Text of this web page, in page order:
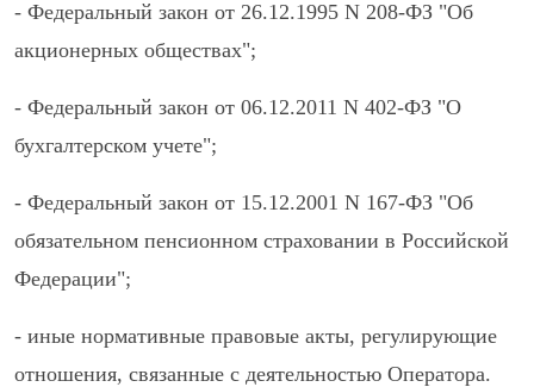
- Федеральный закон от 26.12.1995 N 208-ФЗ "Об
акционерных обществах";
- Федеральный закон от 06.12.2011 N 402-ФЗ "О
бухгалтерском учете";
- Федеральный закон от 15.12.2001 N 167-ФЗ "Об
обязательном пенсионном страховании в Российской
Федерации";
- иные нормативные правовые акты, регулирующие
отношения, связанные с деятельностью Оператора.